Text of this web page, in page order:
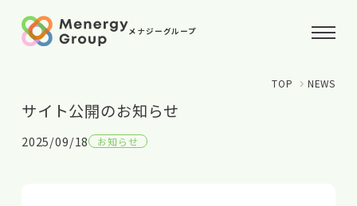
メナジーグループ
コンセプト
TOP NEWS
サイト公開のお知らせ
2025/09/18 お知らせ